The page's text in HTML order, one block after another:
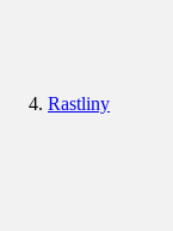
Rastliny